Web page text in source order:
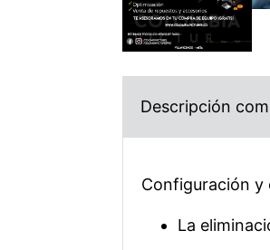
Descripción
Configuración y
La